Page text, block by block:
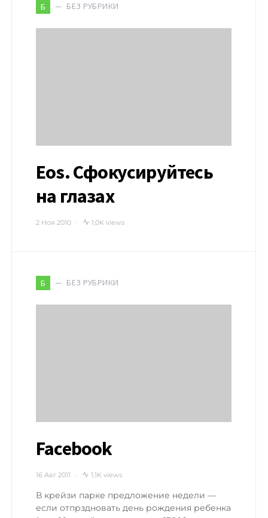
Б БЕЗ РУБРИКИ
Eos. Сфокусируйтесь
на глазах
2 Ноя 2010 1,0K views
Б БЕЗ РУБРИКИ
Facebook
16 Авг 2011 1,1K views
В крейзи парке предложение недели —
если отпрздновать день рождения ребенка